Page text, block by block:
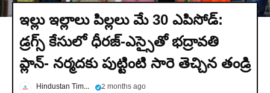
ఇల్లు ఇల్లాలు పిల్లలు మే 30 ఎపిసోడ్:
డ్రగ్స్ కేసులో ధీరజ్-ఎస్సైతో భద్రావతి
ప్లాన్- నర్మదకు పుట్టింటి సారె తెచ్చిన తండ్రి
Hindustan Times Telugu 2 months ago